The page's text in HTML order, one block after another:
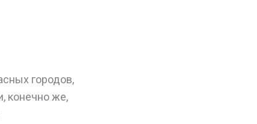
городов,
конечно же,